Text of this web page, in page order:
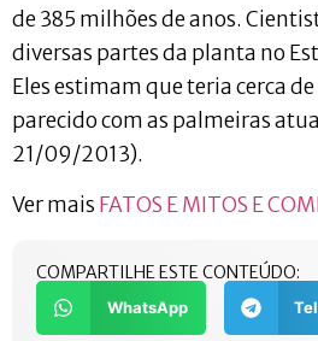
de 385 milhões de anos.
diversas partes da planta no
Eles estimam que teria cerca
parecido com as palmeiras
21/09/2013).
Ver mais FATOS E MITOS E
COMPARTILHE ESTE CONTEÚDO:
WhatsApp